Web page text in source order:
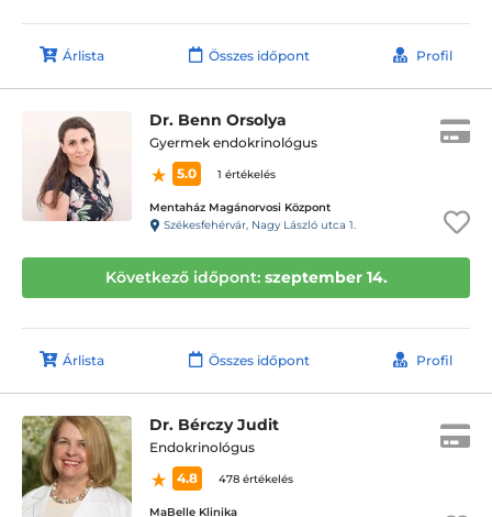
Árlista Összes időpont Profil
Dr. Benn Orsolya
Gyermek endokrinológus
5.0
1 értékelés
Mentaház Magánorvosi Központ
Székesfehérvár, Nagy László utca 1.
Következő időpont: szeptember 14.
Árlista Összes időpont Profil
Dr. Bérczy Judit
Endokrinológus
4.8
478 értékelés
MaBelle Klinika